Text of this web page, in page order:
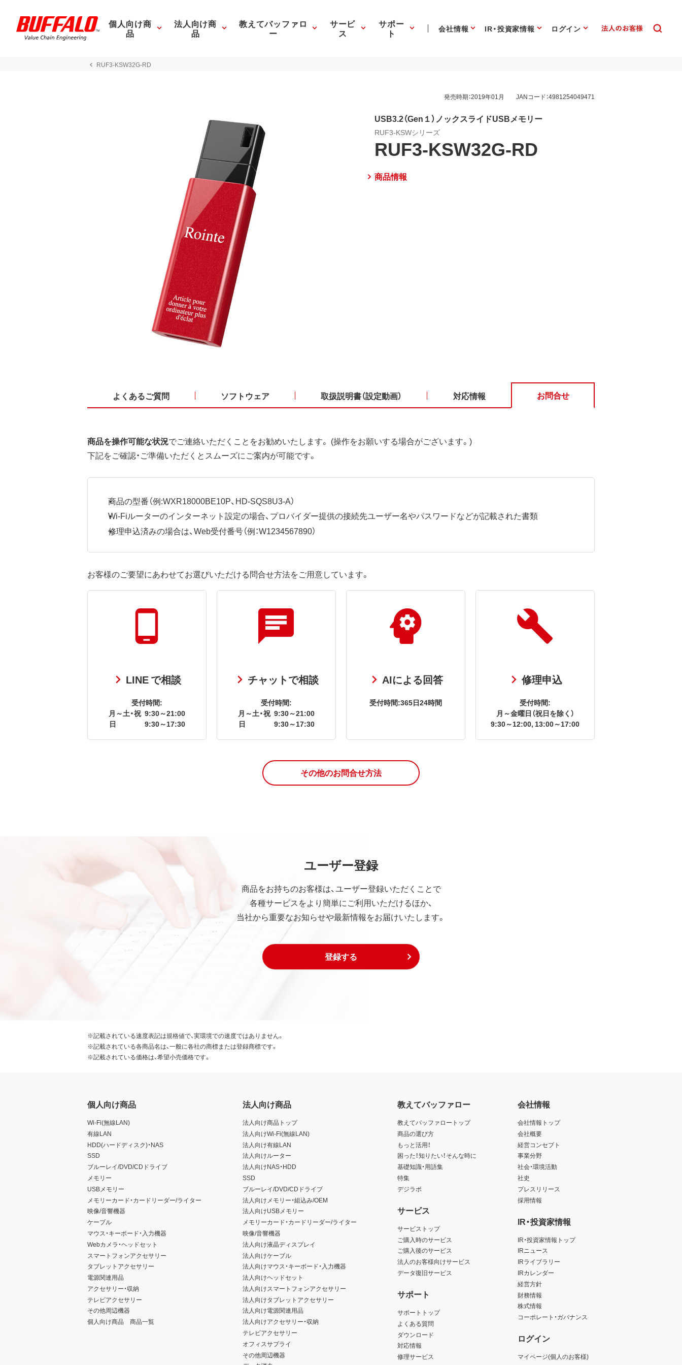
個人向け商
品
法人向け商
品
教えてバッファロ
ー
サービ
ス
サポー
ト 会社情報 IR・投資家情報 ログイン
RUF3-KSW32G-RD
発売時期：2019年01月 JANコード：4981254049471
USB3.2（Gen１）ノックスライドUSBメモリー
RUF3-KSWシリーズ
RUF3-KSW32G-RD
商品情報
よくあるご質問 ソフトウェア 取扱説明書（設定動画） 対応情報 お問合せ
商品を操作可能な状況でご連絡いただくことをお勧めいたします。 (操作をお願いする場合がございます。)
下記をご確認・ご準備いただくとスムーズにご案内が可能です。
商品の型番（例:WXR18000BE10P、HD-SQS8U3-A）
Wi-Fiルーターのインターネット設定の場合、プロバイダー提供の接続先ユーザー名やパスワードなどが記載された書類
修理申込済みの場合は、Web受付番号（例：W1234567890）
お客様のご要望にあわせてお選びいただける問合せ方法をご用意しています。
LINE で相談
受付時間:
月～土・祝 9:30～21:00
日
9:30～17:30
チャットで相談
受付時間:
月～土・祝 9:30～21:00
日
9:30～17:30
AIによる回答
受付時間:365日24時間
修理申込
受付時間:
月～金曜日（祝日を除く）
9:30～12:00, 13:00～17:00
その他のお問合せ方法
ユーザー登録
商品をお持ちのお客様は、ユーザー登録いただくことで
各種サービスをより簡単にご利用いただけるほか、
当社から重要なお知らせや最新情報をお届けいたします。
登録する
※記載されている速度表記は規格値で、実環境での速度ではありません。
※記載されている各商品名は、一般に各社の商標または登録商標です。
※記載されている価格は、希望小売価格です。
個人向け商品
Wi-Fi(無線LAN)
有線LAN
HDD(ハードディスク)・NAS
SSD
ブルーレイ/DVD/CDドライブ
メモリー
USBメモリー
メモリーカード・カードリーダー/ライター
映像/音響機器
ケーブル
マウス・キーボード・入力機器
Webカメラ・ヘッドセット
スマートフォンアクセサリー
タブレットアクセサリー
電源関連用品
アクセサリー・収納
テレビアクセサリー
その他周辺機器
個人向け商品 商品一覧
法人向け商品
法人向け商品トップ
法人向けWi-Fi(無線LAN)
法人向け有線LAN
法人向けルーター
法人向けNAS・HDD
SSD
ブルーレイ/DVD/CDドライブ
法人向けメモリー・組込み/OEM
法人向けUSBメモリー
メモリーカード・カードリーダー/ライター
映像/音響機器
法人向け液晶ディスプレイ
法人向けケーブル
法人向けマウス・キーボード・入力機器
法人向けヘッドセット
法人向けスマートフォンアクセサリー
法人向けタブレットアクセサリー
法人向け電源関連用品
法人向けアクセサリー・収納
テレビアクセサリー
オフィスサプライ
その他周辺機器
教えてバッファロー
教えてバッファロートップ
商品の選び方
もっと活用！
困った！知りたい！そんな時に
基礎知識・用語集
特集
デジラボ
サービス
サービストップ
ご購入時のサービス
ご購入後のサービス
法人のお客様向けサービス
データ復旧サービス
サポート
サポートトップ
よくある質問
ダウンロード
対応情報
修理サービス
会社情報
会社情報トップ
会社概要
経営コンセプト
事業分野
社会・環境活動
社史
プレスリリース
採用情報
IR・投資家情報
IR・投資家情報トップ
IRニュース
IRライブラリー
IRカレンダー
経営方針
財務情報
株式情報
コーポレート・ガバナンス
ログイン
マイページ(個人のお客様)